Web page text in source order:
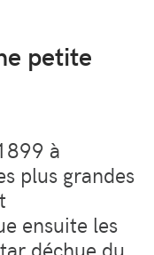
petite
à
plus grandes
ensuite les
déchue du